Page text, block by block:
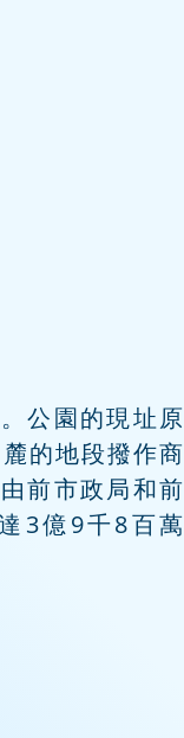
公園的現址原
的地段撥作商
前市政局和前
3億9千8百萬